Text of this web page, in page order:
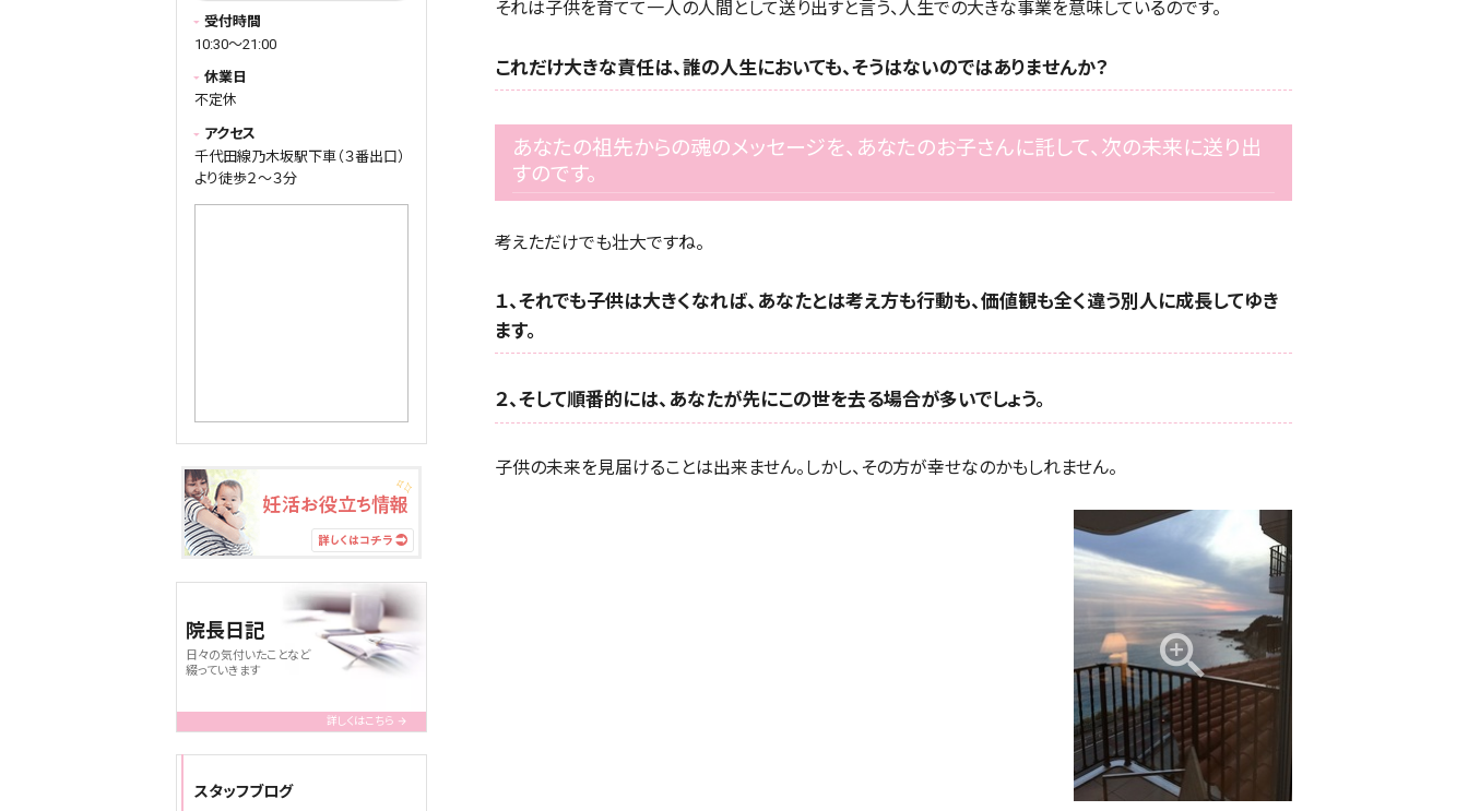
それは子供を育てて一人の人間として送り出すと言う、人生での大きな事業を意味しているのです。
これだけ大きな責任は、誰の人生においても、そうはないのではありませんか？
あなたの祖先からの魂のメッセージを、あなたのお子さんに託して、次の未来に送り出
すのです。
考えただけでも壮大ですね。
１、それでも子供は大きくなれば、あなたとは考え方も行動も、価値観も全く違う別人に成長してゆき
ます。
２、そして順番的には、あなたが先にこの世を去る場合が多いでしょう。
子供の未来を見届けることは出来ません。しかし、その方が幸せなのかもしれません。
受付時間
10:30～21:00
休業日
不定休
アクセス
千代田線乃木坂駅下車（３番出口）
より徒歩２～３分
院長日記
日々の気付いたことなど
綴っていきます
詳しくはこちら
スタッフブログ